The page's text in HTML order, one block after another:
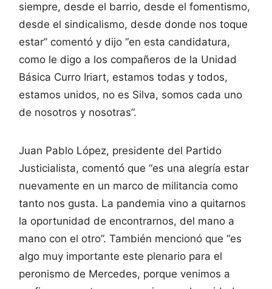
siempre, desde el barrio, desde el fomentismo,
desde el sindicalismo, desde donde nos toque
estar” comentó y dijo “en esta candidatura,
como le digo a los compañeros de la Unidad
Básica Curro Iriart, estamos todas y todos,
estamos unidos, no es Silva, somos cada uno
de nosotros y nosotras”.
Juan Pablo López, presidente del Partido
Justicialista, comentó que “es una alegría estar
nuevamente en un marco de militancia como
tanto nos gusta. La pandemia vino a quitarnos
la oportunidad de encontrarnos, del mano a
mano con el otro”. También mencionó que “es
algo muy importante este plenario para el
peronismo de Mercedes, porque venimos a